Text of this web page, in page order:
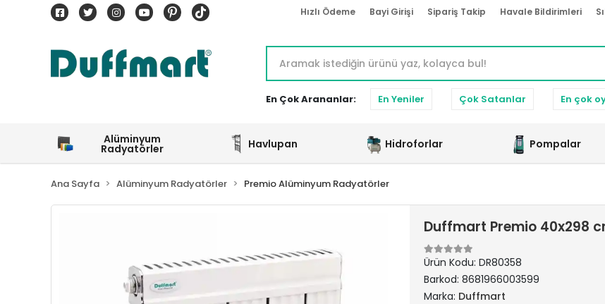
Hızlı Ödeme Bayi Girişi Sipariş Takip Havale Bildirimleri
En Çok Arananlar: En Yeniler Çok Satanlar En çok
Alüminyum
Radyatörler Havlupan Hidroforlar Pompalar
Ana Sayfa Alüminyum Radyatörler Premio Alüminyum Radyatörler
Duffmart Premio 40x298
Ürün Kodu: DR80358
Barkod: 8681966003599
Marka: Duffmart